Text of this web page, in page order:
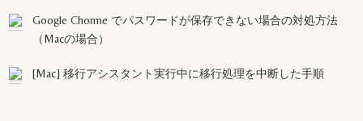
Google Chorme でパスワードが保存できない場合の対処方法
（Macの場合）
[Mac] 移行アシスタント実行中に移行処理を中断した手順